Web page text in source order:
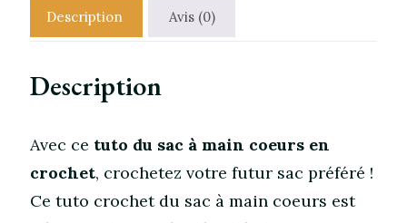
Description Avis (0)
Description
Avec ce tuto du sac à main coeurs en
crochet, crochetez votre futur sac préféré !
Ce tuto crochet du sac à main coeurs est